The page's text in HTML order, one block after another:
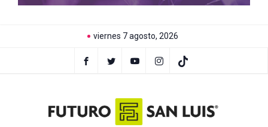
viernes 7 agosto, 2026